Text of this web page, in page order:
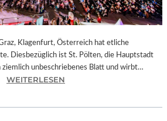
Klagenfurt, Österreich hat etliche
Diesbezüglich ist St. Pölten, die Hauptstadt
ziemlich unbeschriebenes Blatt und wirbt…
WEITERLESEN